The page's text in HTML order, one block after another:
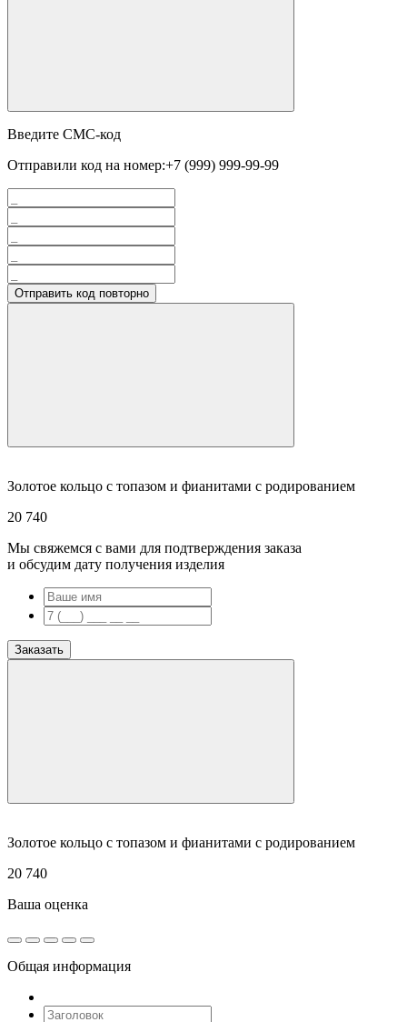
Введите СМС-код
Отправили код на номер:+7 (999) 999-99-99
Отправить код повторно
Золотое кольцо с топазом и фианитами с родированием
20 740
Мы свяжемся с вами для подтверждения заказа
и обсудим дату получения изделия
Заказать
Золотое кольцо с топазом и фианитами с родированием
20 740
Ваша оценка
Общая информация